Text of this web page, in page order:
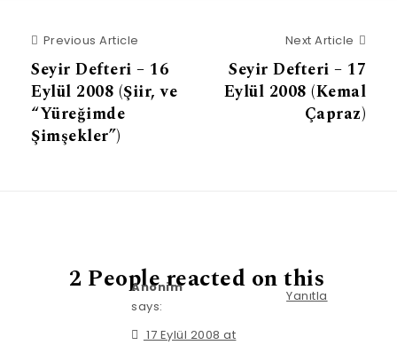
Previous Article
Seyir Defteri – 16
Eylül 2008 (Şiir, ve
“Yüreğimde
Şimşekler”)
Next Article
Seyir Defteri – 17
Eylül 2008 (Kemal
Çapraz)
2 People reacted on this
Yanıtla
Anonim
says:
17 Eylül 2008 at